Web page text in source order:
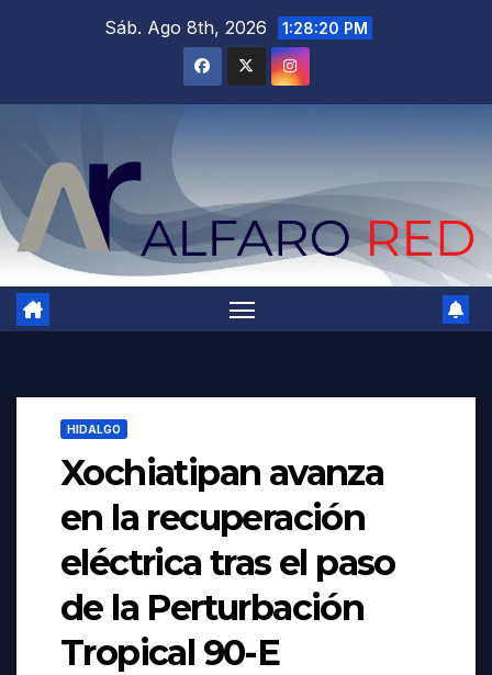
Sáb. Ago 8th, 2026 1:28:22 PM
HIDALGO
Xochiatipan avanza
en la recuperación
eléctrica tras el paso
de la Perturbación
Tropical 90-E